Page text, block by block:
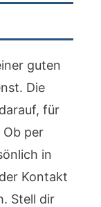
guten
Die
für
Ob per
in
Kontakt
Stell dir